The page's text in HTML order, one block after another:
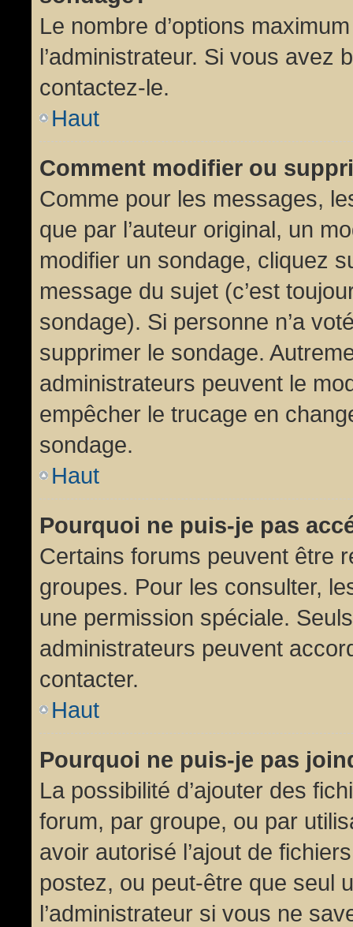
Le nombre d’options
l’administrateur. Si vous avez
contactez-le.
Haut
Comment modifier ou
Comme pour les messages,
que par l’auteur original, un
modifier un sondage, cliquez
message du sujet (c’est
sondage). Si personne n’a
supprimer le sondage.
administrateurs peuvent le
empêcher le trucage en
sondage.
Haut
Pourquoi ne puis-je pas
Certains forums peuvent être
groupes. Pour les consulter,
une permission spéciale.
administrateurs peuvent
contacter.
Haut
Pourquoi ne puis-je pas
La possibilité d’ajouter des
forum, par groupe, ou par
avoir autorisé l’ajout de
postez, ou peut-être que seul
l’administrateur si vous ne